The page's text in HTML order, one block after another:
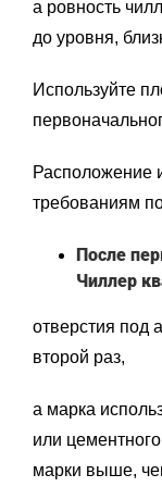
а ровность
до уровня,
Используйте
Расположение
требованиям
После
Чиллер
отверстия под
второй раз,
а марка
или
марки выше,